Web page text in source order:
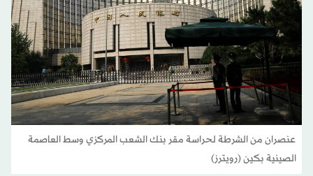
عنصران من الشرطة لحراسة مقر بنك الشعب المركزي وسط العاصمة
الصينية بكين (رويترز)